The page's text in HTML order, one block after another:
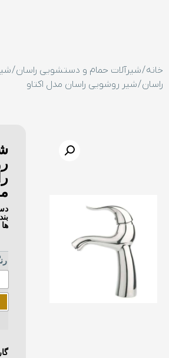
خانه/شیرآلات حمام و دستشویی راسان/
راسان/ شیر روشویی راسان مدل اکتاو
ها